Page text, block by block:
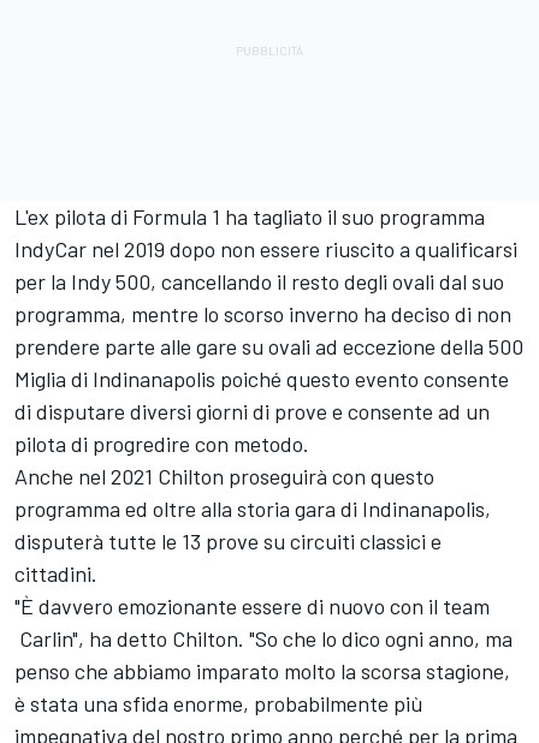
L'ex pilota di Formula 1 ha tagliato il suo programma
IndyCar nel 2019 dopo non essere riuscito a qualificarsi
per la Indy 500, cancellando il resto degli ovali dal suo
programma, mentre lo scorso inverno ha deciso di non
prendere parte alle gare su ovali ad eccezione della 500
Miglia di Indinanapolis poiché questo evento consente
di disputare diversi giorni di prove e consente ad un
pilota di progredire con metodo.
Anche nel 2021 Chilton proseguirà con questo
programma ed oltre alla storia gara di Indinanapolis,
disputerà tutte le 13 prove su circuiti classici e
cittadini.
"È davvero emozionante essere di nuovo con il team
Carlin", ha detto Chilton. "So che lo dico ogni anno, ma
penso che abbiamo imparato molto la scorsa stagione,
è stata una sfida enorme, probabilmente più
impegnativa del nostro primo anno perché per la prima